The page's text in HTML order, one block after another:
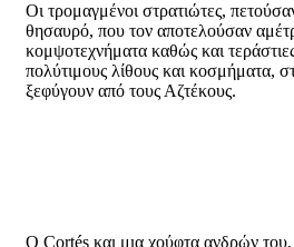
Οι τρομαγμένοι στρατιώτες,
θησαυρό, που τον αποτελούσαν
κομψοτεχνήματα καθώς και
πολύτιμους λίθους και κοσμήματα,
ξεφύγουν από τους Αζτέκους.
Ο Cortés και μια χούφτα ανδρών